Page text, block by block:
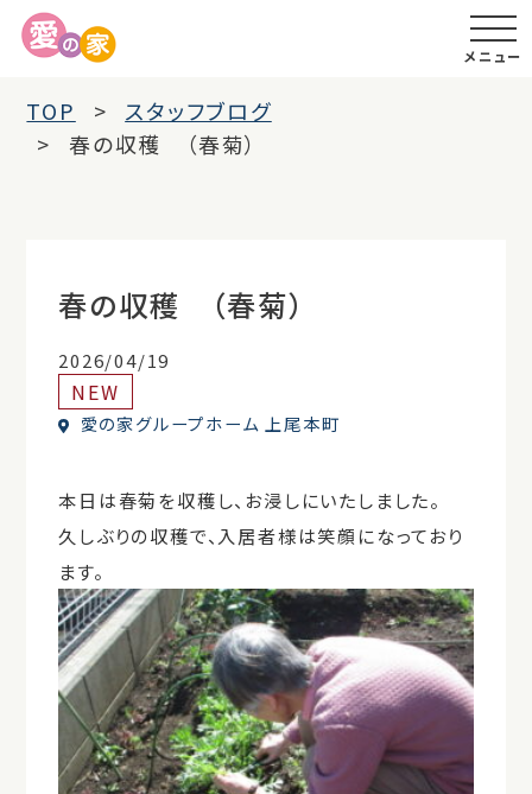
メニュー
TOP
スタッフブログ
春の収穫 （春菊）
春の収穫 （春菊）
2026/04/19
NEW
愛の家グループホーム 上尾本町
本日は春菊を収穫し、お浸しにいたしました。
久しぶりの収穫で、入居者様は笑顔になっており
ます。